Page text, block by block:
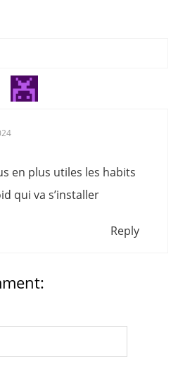
en plus utiles les habits
qui va s’installer
Reply